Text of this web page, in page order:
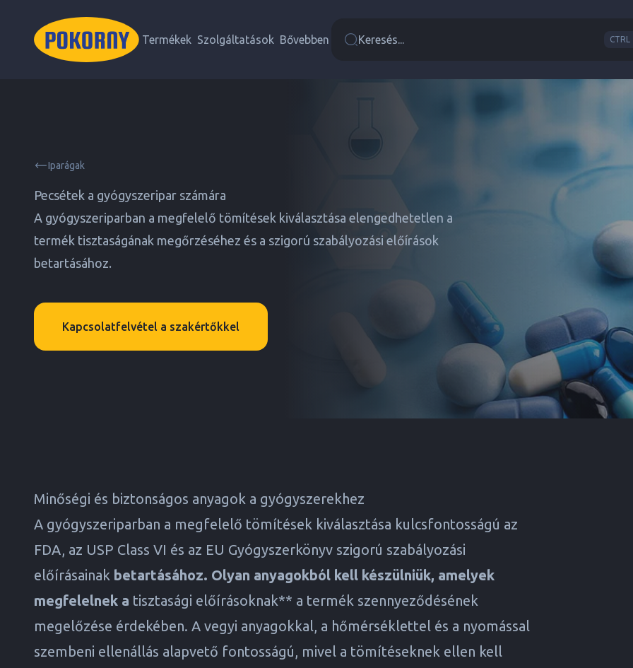
Termékek Szolgáltatások Bővebben Keresés... CTRL
Iparágak
Pecsétek a gyógyszeripar számára
A gyógyszeriparban a megfelelő tömítések kiválasztása elengedhetetlen a
termék tisztaságának megőrzéséhez és a szigorú szabályozási előírások
betartásához.
Kapcsolatfelvétel a szakértőkkel
Minőségi és biztonságos anyagok a gyógyszerekhez
A gyógyszeriparban a megfelelő tömítések kiválasztása kulcsfontosságú az
FDA, az USP Class VI és az EU Gyógyszerkönyv szigorú szabályozási
előírásainak betartásához. Olyan anyagokból kell készülniük, amelyek
megfelelnek a tisztasági előírásoknak** a termék szennyeződésének
megelőzése érdekében. A vegyi anyagokkal, a hőmérséklettel és a nyomással
szembeni ellenállás alapvető fontosságú, mivel a tömítéseknek ellen kell